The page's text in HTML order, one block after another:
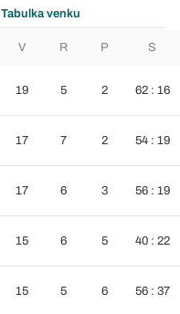
Tabulka venku
V R P S
19 5 2 62 : 16
17 7 2 54 : 19
17 6 3 56 : 19
15 6 5 40 : 22
15 5 6 56 : 37